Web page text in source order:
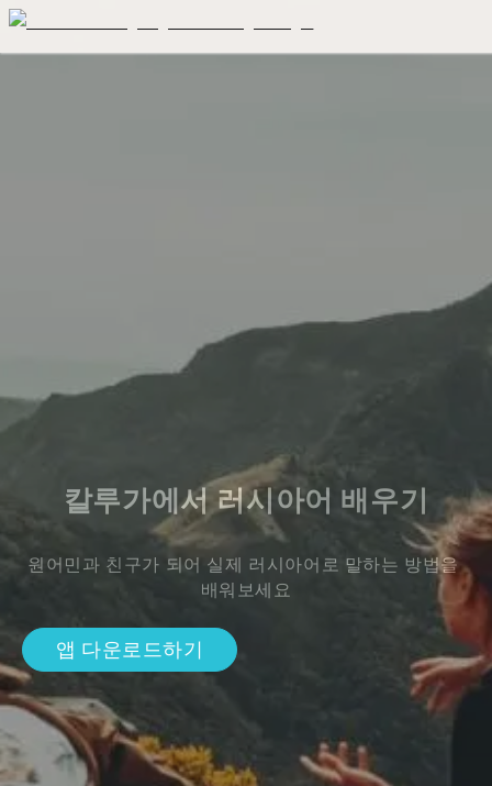
칼루가에서 러시아어 배우기
원어민과 친구가 되어 실제 러시아어로 말하는 방법을
배워보세요
앱 다운로드하기